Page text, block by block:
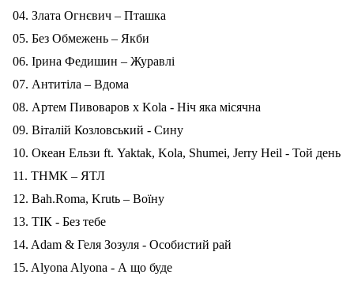
04. Злата Огнєвич – Пташка
05. Без Обмежень – Якби
06. Ірина Федишин – Журавлі
07. Антитіла – Вдома
08. Артем Пивоваров х Kola - Ніч яка місячна
09. Віталій Козловський - Сину
10. Океан Ельзи ft. Yaktak, Kola, Shumei, Jerry Heil - Той день
11. ТНМК – ЯТЛ
12. Bah.Roma, Krutь – Воїну
13. ТІК - Без тебе
14. Adam & Геля Зозуля - Особистий рай
15. Alyona Alyona - А що буде